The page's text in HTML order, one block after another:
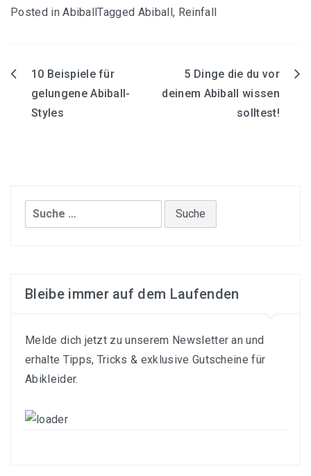
Posted inAbiballTagged Abiball, Reinfall
Beitrags-
Navigation
10 Beispiele für
gelungene Abiball-
Styles
5 Dinge die du vor
deinem Abiball wissen
solltest!
Suche
nach:
Bleibe immer auf dem Laufenden
Melde dich jetzt zu unserem Newsletter an und
erhalte Tipps, Tricks & exklusive Gutscheine für
Abikleider.